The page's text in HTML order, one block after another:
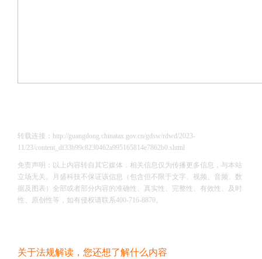
转载连接：http://guangdong.chinatax.gov.cn/gdsw/rdwd/2023-
11/23/content_df33b99c8230462a995165814e7862b0.shtml
免责声明：以上内容转自其它媒体，相关信息仅为传播更多信息，与本站
立场无关。月盛科技不保证该信息（包含但不限于文字、视频、音频、数
据及图表）全部或者部分内容的准确性、真实性、完整性、有效性、及时
性、原创性等，如有侵权请联系400-716-8870。
关于法规解读，您还想了解什么内容